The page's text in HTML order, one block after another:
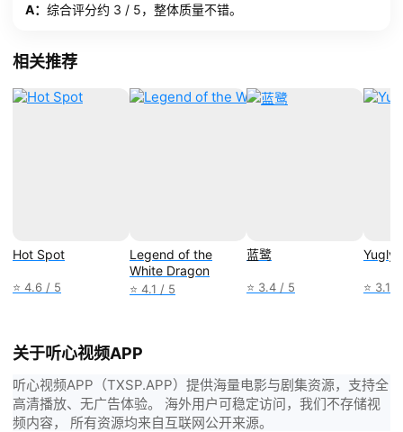
A： 综合评分约 3 / 5，整体质量不错。
相关推荐
Hot Spot
⭐ 4.6 / 5
Legend of the
White Dragon
⭐ 4.1 / 5
蓝鹭
⭐ 3.4 / 5
Yugly
⭐ 3.1 /
关于听心视频APP
听心视频APP（TXSP.APP）提供海量电影与剧集资源，支持全
高清播放、无广告体验。 海外用户可稳定访问，我们不存储视
频内容， 所有资源均来自互联网公开来源。